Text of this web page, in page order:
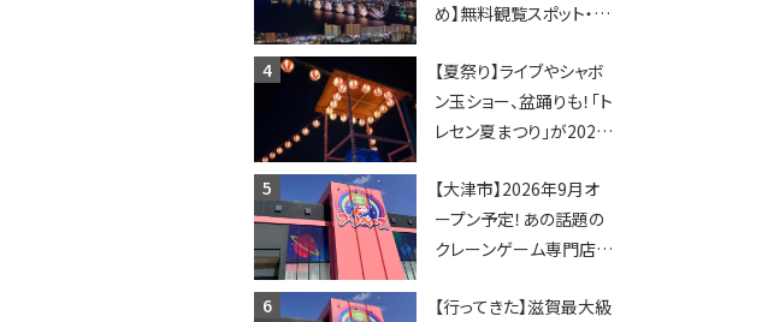
フリーパスも販売★
め】無料観覧スポット・同
ップ・交通規制に近隣施
設の駐車場情報なども
要チェック★
【夏祭り】ライブやシャボ
ン玉ショー、盆踊りも！「ト
レセン夏まつり」が2026
【大津市】2026年9月オ
ープン予定！あの話題の
クレーンゲーム専門店
ってくる！豊郷店に続く滋
【行ってきた】滋賀最大級